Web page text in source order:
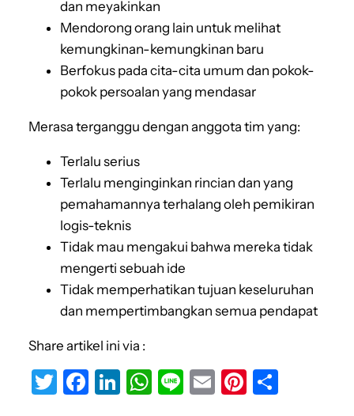
dan meyakinkan
Mendorong orang lain untuk melihat
kemungkinan-kemungkinan baru
Berfokus pada cita-cita umum dan pokok-
pokok persoalan yang mendasar
Merasa terganggu dengan anggota tim yang:
Terlalu serius
Terlalu menginginkan rincian dan yang
pemahamannya terhalang oleh pemikiran
logis-teknis
Tidak mau mengakui bahwa mereka tidak
mengerti sebuah ide
Tidak memperhatikan tujuan keseluruhan
dan mempertimbangkan semua pendapat
Share artikel ini via :
T
F
Li W Li E
Pi